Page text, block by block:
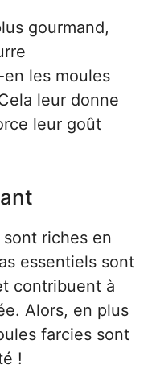
gourmand,
les moules
leur donne
leur goût
riches en
essentiels sont
contribuent à
Alors, en plus
farcies sont
!